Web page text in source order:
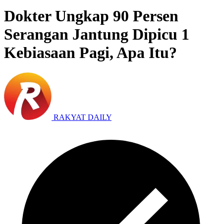
Dokter Ungkap 90 Persen
Serangan Jantung Dipicu 1
Kebiasaan Pagi, Apa Itu?
RAKYAT DAILY